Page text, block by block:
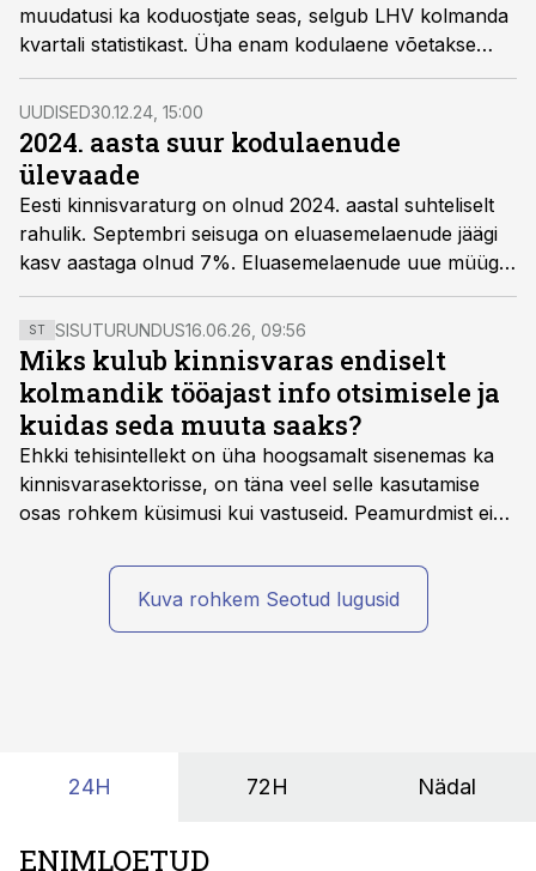
muudatusi ka koduostjate seas, selgub LHV kolmanda
kvartali statistikast. Üha enam kodulaene võetakse
koos kaastaotlejaga ning varasemast rohkem inimesi
kaalub laenu tingimuste parandamiseks
pangavahetust.
UUDISED30.12.24, 15:00
2024. aasta suur kodulaenude
ülevaade
Eesti kinnisvaraturg on olnud 2024. aastal suhteliselt
rahulik. Septembri seisuga on eluasemelaenude jäägi
kasv aastaga olnud 7%. Eluasemelaenude uue müügi
kasv on aasta esimese üheksa kuuga olnud aga 12%,
kirjutab Swedbanki eluasemelaenude valdkonnajuht
Anne Pärgma.
ST SISUTURUNDUS16.06.26, 09:56
Miks kulub kinnisvaras endiselt
kolmandik tööajast info otsimisele ja
kuidas seda muuta saaks?
Ehkki tehisintellekt on üha hoogsamalt sisenemas ka
kinnisvarasektorisse, on täna veel selle kasutamise
osas rohkem küsimusi kui vastuseid. Peamurdmist ei
kas ettevõtte andmed on üldse sellisel kujul olemas, et
tehisintellekt neist midagi mõistlikku välja lugeda
Kuva rohkem Seotud lugusid
24H 72H Nädal
ENIMLOETUD